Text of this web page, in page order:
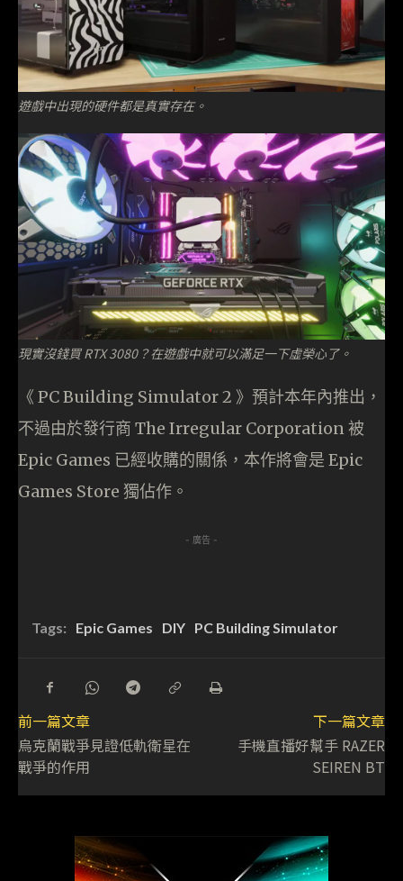
遊戲中出現的硬件都是真實存在。
現實沒錢買 RTX 3080？在遊戲中就可以滿足一下虛榮心了。
《 PC Building Simulator 2 》預計本年內推出，
不過由於發行商 The Irregular Corporation 被
Epic Games 已經收購的關係，本作將會是 Epic
Games Store 獨佔作。
- 廣告 -
Tags: Epic Games DIY PC Building Simulator
前一篇文章
烏克蘭戰爭見證低軌衛星在
戰爭的作用
下一篇文章
手機直播好幫手 RAZER
SEIREN BT